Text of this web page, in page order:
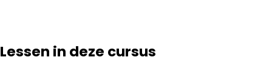
Lessen in deze cursus